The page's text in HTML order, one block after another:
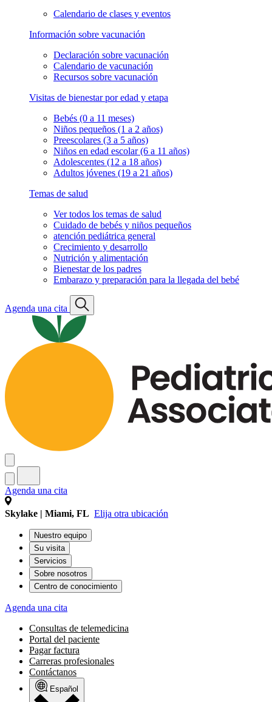
Calendario de clases y eventos
Información sobre vacunación
Declaración sobre vacunación
Calendario de vacunación
Recursos sobre vacunación
Visitas de bienestar por edad y etapa
Bebés (0 a 11 meses)
Niños pequeños (1 a 2 años)
Preescolares (3 a 5 años)
Niños en edad escolar (6 a 11 años)
Adolescentes (12 a 18 años)
Adultos jóvenes (19 a 21 años)
Temas de salud
Ver todos los temas de salud
Cuidado de bebés y niños pequeños
atención pediátrica general
Crecimiento y desarrollo
Nutrición y alimentación
Bienestar de los padres
Embarazo y preparación para la llegada del bebé
Agenda una cita
Agenda una cita
Skylake | Miami, FL Elija otra ubicación
Nuestro equipo
Su visita
Servicios
Sobre nosotros
Centro de conocimiento
Agenda una cita
Consultas de telemedicina
Portal del paciente
Pagar factura
Carreras profesionales
Contáctanos
Español